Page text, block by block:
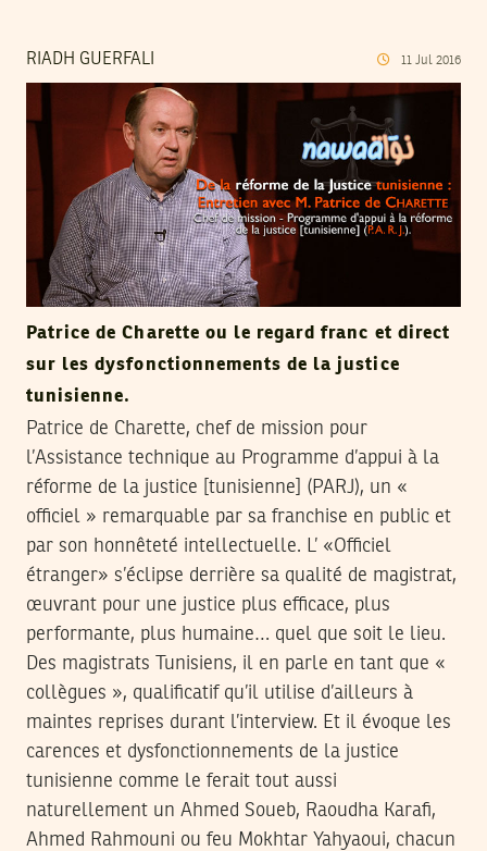
RIADH GUERFALI 11 Jul 2016
Patrice de Charette ou le regard franc et direct
sur les dysfonctionnements de la justice
tunisienne.
Patrice de Charette, chef de mission pour
l’Assistance technique au Programme d’appui à la
réforme de la justice [tunisienne] (PARJ), un «
officiel » remarquable par sa franchise en public et
par son honnêteté intellectuelle. L’ «Officiel
étranger» s’éclipse derrière sa qualité de magistrat,
œuvrant pour une justice plus efficace, plus
performante, plus humaine… quel que soit le lieu.
Des magistrats Tunisiens, il en parle en tant que «
collègues », qualificatif qu’il utilise d’ailleurs à
maintes reprises durant l’interview. Et il évoque les
carences et dysfonctionnements de la justice
tunisienne comme le ferait tout aussi
naturellement un Ahmed Soueb, Raoudha Karafi,
Ahmed Rahmouni ou feu Mokhtar Yahyaoui, chacun